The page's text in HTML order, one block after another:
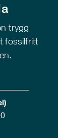
trygg
fossilfritt